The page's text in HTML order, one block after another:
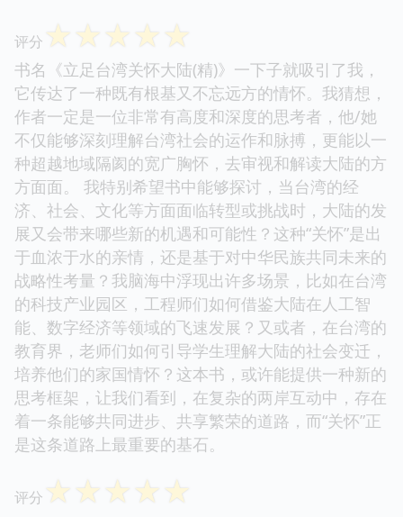
评分 ☆☆☆☆☆
书名《立足台湾关怀大陆(精)》一下子就吸引了我，
它传达了一种既有根基又不忘远方的情怀。我猜想，
作者一定是一位非常有高度和深度的思考者，他/她
不仅能够深刻理解台湾社会的运作和脉搏，更能以一
种超越地域隔阂的宽广胸怀，去审视和解读大陆的方
方面面。 我特别希望书中能够探讨，当台湾的经
济、社会、文化等方面面临转型或挑战时，大陆的发
展又会带来哪些新的机遇和可能性？这种“关怀”是出
于血浓于水的亲情，还是基于对中华民族共同未来的
战略性考量？我脑海中浮现出许多场景，比如在台湾
的科技产业园区，工程师们如何借鉴大陆在人工智
能、数字经济等领域的飞速发展？又或者，在台湾的
教育界，老师们如何引导学生理解大陆的社会变迁，
培养他们的家国情怀？这本书，或许能提供一种新的
思考框架，让我们看到，在复杂的两岸互动中，存在
着一条能够共同进步、共享繁荣的道路，而“关怀”正
是这条道路上最重要的基石。
评分 ☆☆☆☆☆